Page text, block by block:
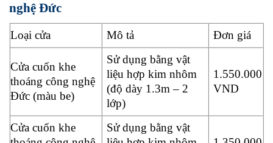
nghệ Đức
Loại cửa Mô tả Đơn giá
Cửa cuốn khe
thoáng công nghệ
Đức (màu be)
Sử dụng bằng vật
liệu hợp kim nhôm
(độ dày 1.3m – 2
lớp)
1.550.000
VND
Cửa cuốn khe
Sử dụng bằng vật